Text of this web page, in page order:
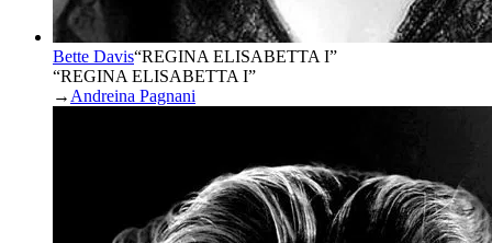
Bette Davis“REGINA ELISABETTA I”
“REGINA ELISABETTA I”
→ Andreina Pagnani